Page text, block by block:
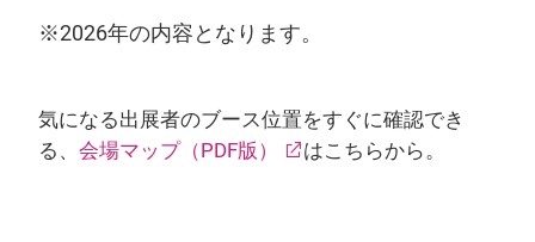
※2026年の内容となります。
気になる出展者のブース位置をすぐに確認でき
る、 会場マップ（PDF版） はこちらから。